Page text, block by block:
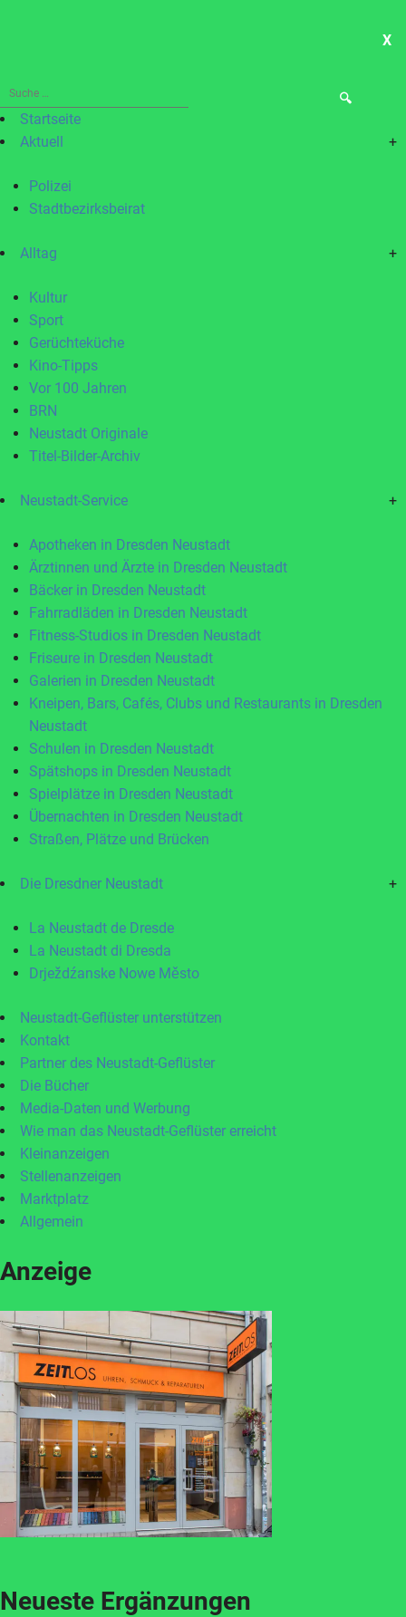
X
Suche
nach:Startseite
Aktuell
+
Polizei
Stadtbezirksbeirat
Alltag +
Kultur
Sport
Gerüchteküche
Kino-Tipps
Vor 100 Jahren
BRN
Neustadt Originale
Titel-Bilder-Archiv
Neustadt-Service +
Apotheken in Dresden Neustadt
Ärztinnen und Ärzte in Dresden Neustadt
Bäcker in Dresden Neustadt
Fahrradläden in Dresden Neustadt
Fitness-Studios in Dresden Neustadt
Friseure in Dresden Neustadt
Galerien in Dresden Neustadt
Kneipen, Bars, Cafés, Clubs und Restaurants in Dresden
Neustadt
Schulen in Dresden Neustadt
Spätshops in Dresden Neustadt
Spielplätze in Dresden Neustadt
Übernachten in Dresden Neustadt
Straßen, Plätze und Brücken
Die Dresdner Neustadt +
La Neustadt de Dresde
La Neustadt di Dresda
Drježdźanske Nowe Město
Neustadt-Geflüster unterstützen
Kontakt
Partner des Neustadt-Geflüster
Die Bücher
Media-Daten und Werbung
Wie man das Neustadt-Geflüster erreicht
Kleinanzeigen
Stellenanzeigen
Marktplatz
Allgemein
Anzeige
Neueste Ergänzungen